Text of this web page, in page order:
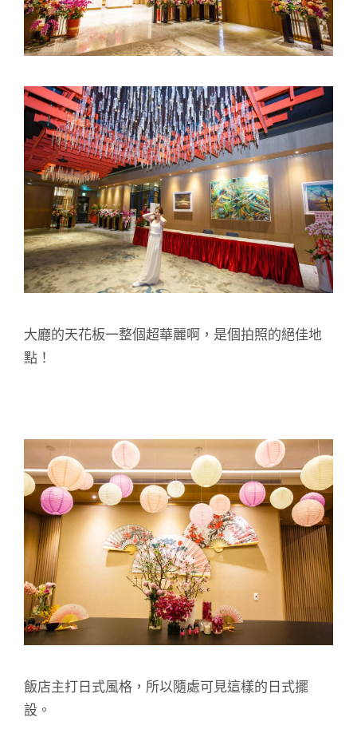
大廳的天花板一整個超華麗啊，是個拍照的絕佳地
點！
飯店主打日式風格，所以隨處可見這樣的日式擺
設。